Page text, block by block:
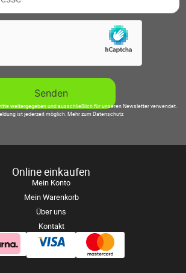
weitergegeben und ausschließlich für unseren Newsletter verwendet.
ist jederzeit möglich.Mehr zum Datenschutz
Online einkaufen
Mein Konto
Mein Warenkorb
Über uns
Kontakt